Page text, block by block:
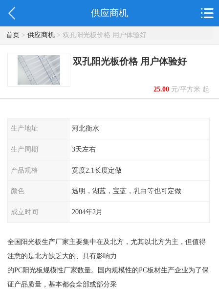
供应商机
首页> 供应商机> 双孔阳光板价格 用户体验好
双孔阳光板价格 用户体验好
25.00元/平方米 起
生产地址 河北衡水
生产周期 3天左右
产品规格 宽度2.1长度定做
颜色 透明，湖蓝，宝蓝，乳白等也可定做
成立时间 2004年2月
全国阳光板生产厂家主要集中在及北方，尤其以北方为主，但值得
注意的是北方缺乏大的、具有影响力
的PC阳光板规模性厂家数量。国内规模性的PC板材生产企业为了保
证产品质量，基本都会全部或部分采